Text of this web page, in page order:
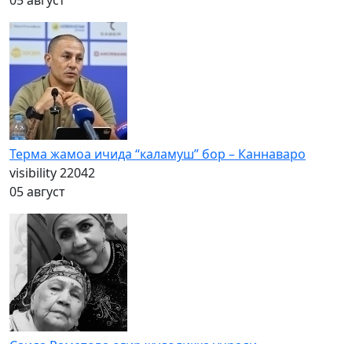
Терма жамоа ичида “каламуш” бор – Каннаваро
visibility22042
05 август